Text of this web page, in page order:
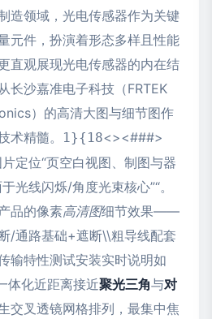
造领域，光电传感器作为关键
元件，扮演着形态多样且性能
直观展现光电传感器的内在结
长沙嘉准电子科技（FRTEK
）的高清大图与细节图作
术精髓。
1}{18<><###>
定位“页空白视图、制图与器
光线闪烁/角度光束核心”“。
品的像素高清图细节效果——
/通路基础+遮断\\粗导线配套
输特性测试安装实时说明如
体化近距离接近聚光三角与对
交叉透镜网格排列，最集中焦